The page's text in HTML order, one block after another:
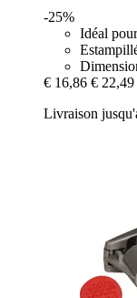
-25%
Idéal
€ 16,86 € 22,49
Livraison